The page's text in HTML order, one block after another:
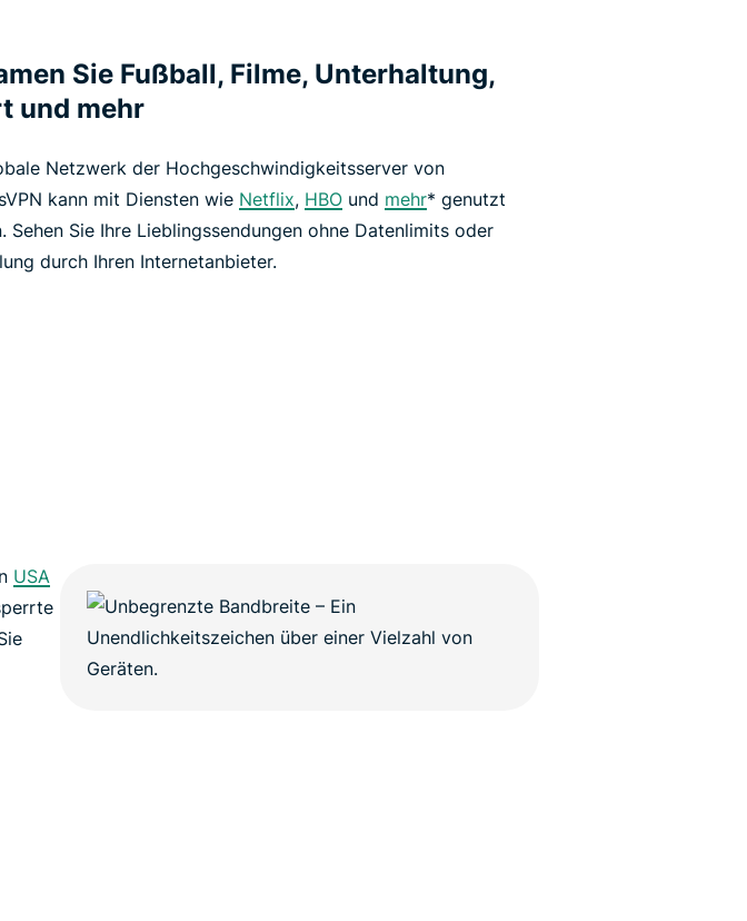
Sie Fußball, Filme, Unterhaltung,
und mehr
Netzwerk der Hochgeschwindigkeitsserver von
kann mit Diensten wie Netflix, HBOund mehr* genutzt
Sehen Sie Ihre Lieblingssendungen ohne Datenlimits oder
durch Ihren Internetanbieter.
USA